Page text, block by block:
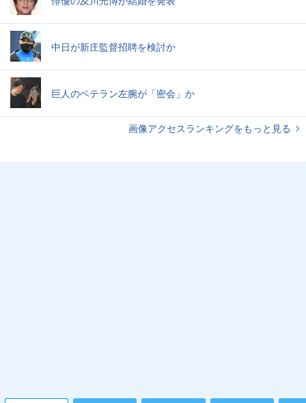
中日が新庄監督招聘を検討か
巨人のベテラン左腕が「密会」か
画像アクセスランキングをもっと見る